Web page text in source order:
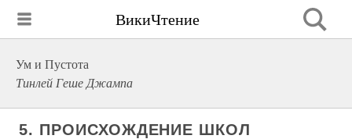
ВикиЧтение
Ум и Пустота
Тинлей Геше Джампа
5. ПРОИСХОЖДЕНИЕ ШКОЛ